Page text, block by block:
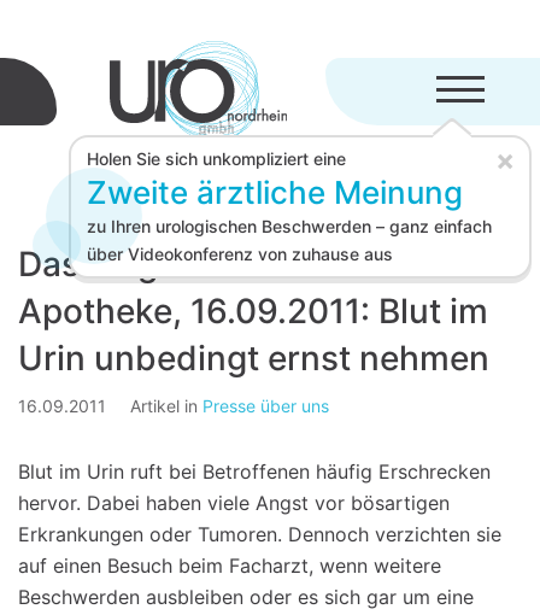
Menü
Holen Sie sich unkompliziert eine
Zweite ärztliche Meinung
zu Ihren urologischen Beschwerden – ganz einfach
über Videokonferenz von zuhause aus
×
Das Magazin aus Ihrer
Apotheke, 16.09.2011: Blut im
Urin unbedingt ernst nehmen
16.09.2011 Artikel in Presse über uns
Blut im Urin ruft bei Betroffenen häufig Erschrecken
hervor. Dabei haben viele Angst vor bösartigen
Erkrankungen oder Tumoren. Dennoch verzichten sie
auf einen Besuch beim Facharzt, wenn weitere
Beschwerden ausbleiben oder es sich gar um eine